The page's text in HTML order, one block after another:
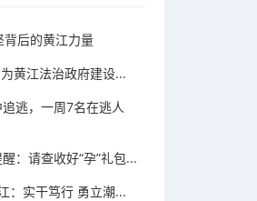
后的黄江力量
黄江法治政府建设...
逃，一周7名在逃人
：请查收好“孕”礼包...
：实干笃行 勇立潮...